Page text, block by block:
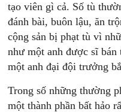
tạo viên gì cả. Số tù
đánh bài, buôn lậu, ăn
cộng sản bị phạt tù vì
như một anh được sĩ
một anh đại đội trưởng
Trong số những thường
một thành phần bất hảo